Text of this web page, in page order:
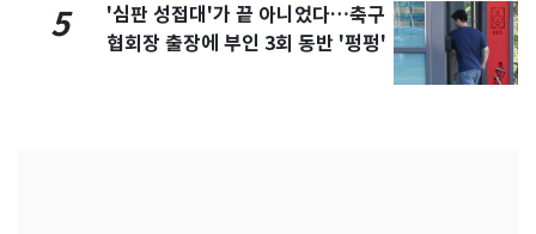
5
'심판 성접대'가 끝 아니었다…축구
협회장 출장에 부인 3회 동반 '펑펑'